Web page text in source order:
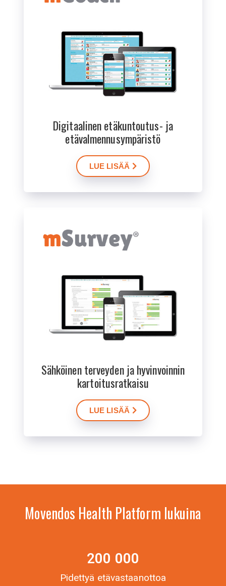
Digitaalinen etäkuntoutus- ja
etävalmennus­ympäristö
LUE LISÄÄ
Sähköinen terveyden ja hyvinvoinnin
kartoitusratkaisu
LUE LISÄÄ
Movendos Health Platform lukuina
200 000
Pidettyä etävastaanottoa